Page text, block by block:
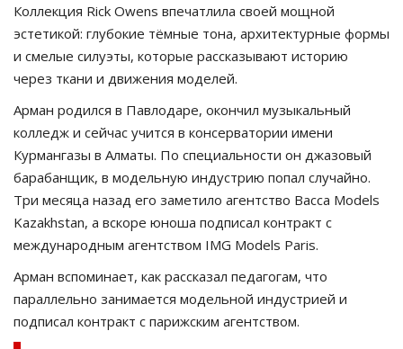
Коллекция Rick Owens впечатлила своей мощной
эстетикой: глубокие тёмные тона, архитектурные формы
и смелые силуэты, которые рассказывают историю
через ткани и движения моделей.
Арман родился в Павлодаре, окончил музыкальный
колледж и сейчас учится в консерватории имени
Курмангазы в Алматы. По специальности он джазовый
барабанщик, в модельную индустрию попал случайно.
Три месяца назад его заметило агентство Bacca Models
Kazakhstan, а вскоре юноша подписал контракт с
международным агентством IMG Models Paris.
Арман вспоминает, как рассказал педагогам, что
параллельно занимается модельной индустрией и
подписал контракт с парижским агентством.